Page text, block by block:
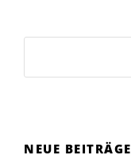
NEUE BEITRÄGE